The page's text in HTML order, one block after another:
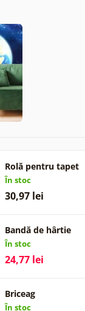
Rolă pentru tapet
În stoc
30,97 lei
Bandă de hârtie
În stoc
24,77 lei
Briceag
În stoc